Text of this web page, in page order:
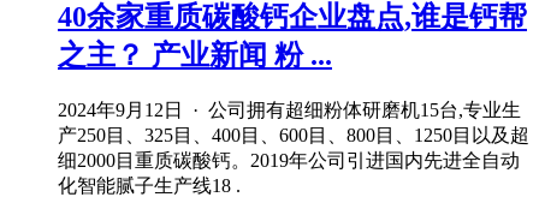
40余家重质碳酸钙企业盘点,谁是钙帮
之主？ 产业新闻 粉 ...
2024年9月12日 · 公司拥有超细粉体研磨机15台,专业生
产250目、325目、400目、600目、800目、1250目以及超
细2000目重质碳酸钙。2019年公司引进国内先进全自动
化智能腻子生产线18 .